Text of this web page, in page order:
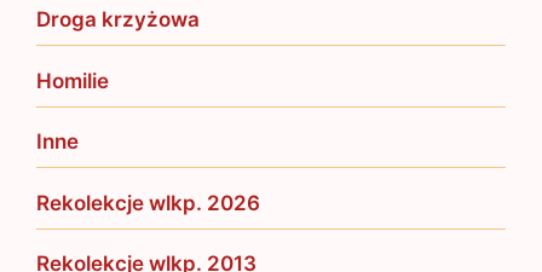
Droga krzyżowa
Homilie
Inne
Rekolekcje wlkp. 2026
Rekolekcje wlkp. 2013